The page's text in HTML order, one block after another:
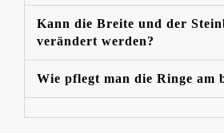
Kann die Breite und der
verändert werden?
Wie pflegt man die Ringe am